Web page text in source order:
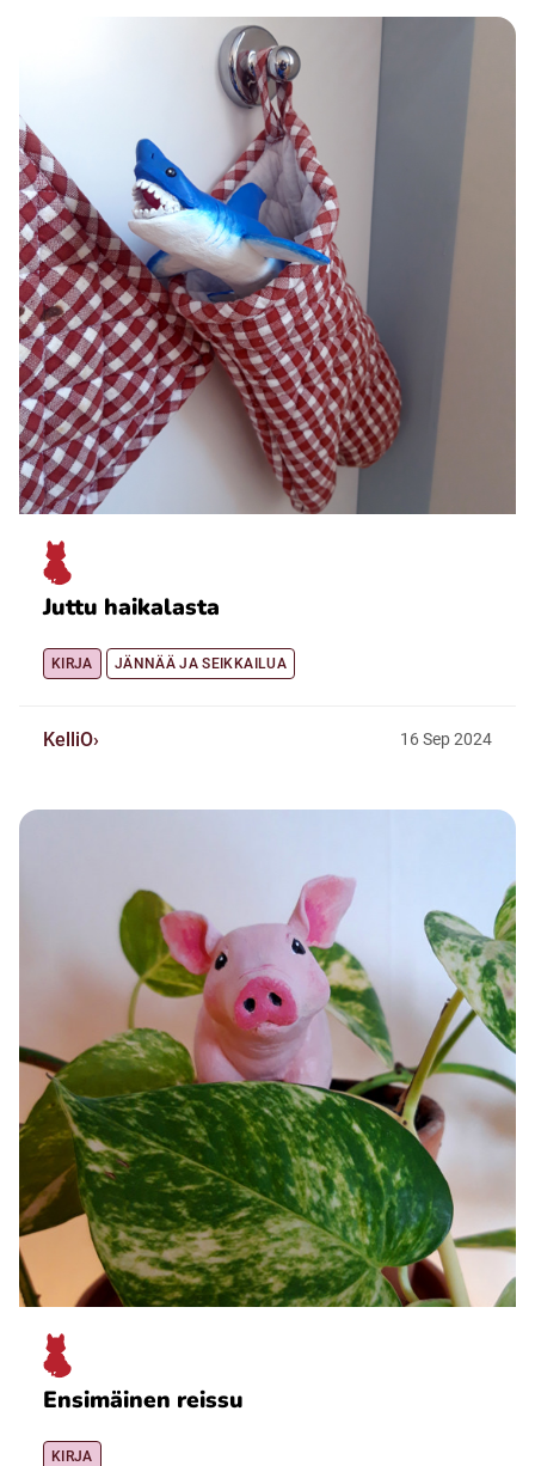
Juttu haikalasta
KIRJA JÄNNÄÄ JA SEIKKAILUA
KelliO 16Sep2024
Ensimäinen reissu
KIRJA